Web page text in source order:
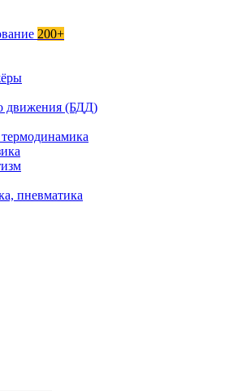
200+
движения (БДД)
пневматика